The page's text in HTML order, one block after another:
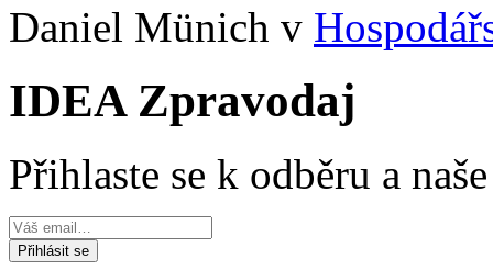
Daniel Münich v
IDEA Zpravodaj
Přihlaste se k odběru a